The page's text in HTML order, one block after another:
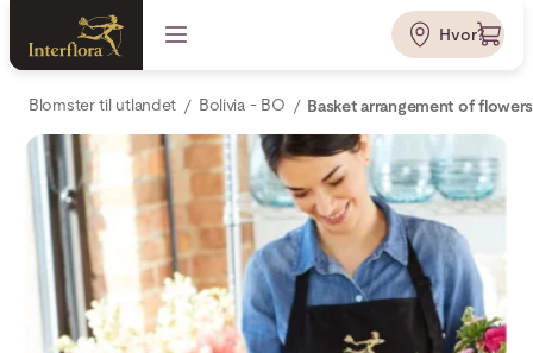
Hvor?
Blomster til utlandet Bolivia - BO Basket arrangement of flowers